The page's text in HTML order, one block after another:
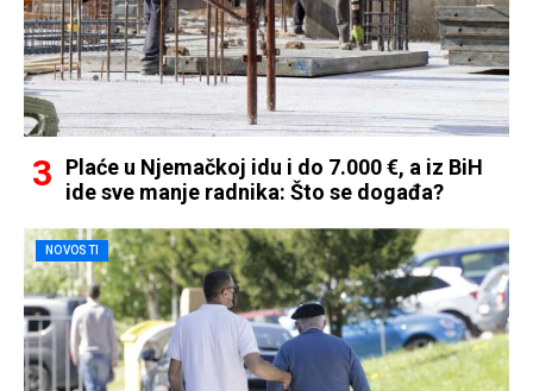
Plaće u Njemačkoj idu i do 7.000 €, a iz BiH
ide sve manje radnika: Što se događa?
NOVOSTI